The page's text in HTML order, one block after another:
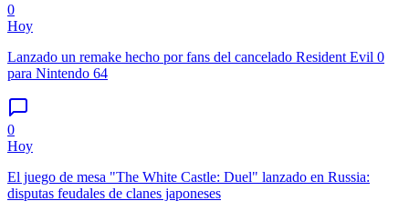
0
Hoy
Lanzado un remake hecho por fans del cancelado Resident Evil 0
para Nintendo 64
0
Hoy
El juego de mesa "The White Castle: Duel" lanzado en Russia:
disputas feudales de clanes japoneses